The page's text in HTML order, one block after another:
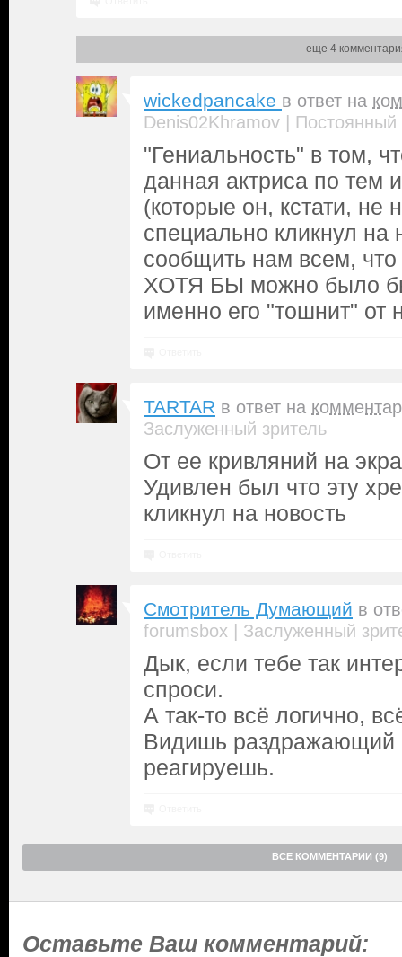
еще 4
wickedpancake в ответ на
Denis02Khramov | Постоянный
"Гениальность" в том,
данная актриса по тем
(которые он, кстати, не
специально кликнул на
сообщить нам всем, что
ХОТЯ БЫ можно было
именно его "тошнит" от
TARTAR в ответ на
Заслуженный зритель
От ее кривляний на
Удивлен был что эту
кликнул на новость
Смотритель Думающий в
forumsbox | Заслуженный
Дык, если тебе так
спроси.
А так-то всё логично,
Видишь раздражающий
реагируешь.
ВСЕ КОММЕНТАРИИ (9)
Оставьте Ваш комментарий: